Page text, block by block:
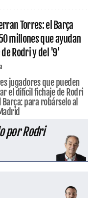
Torres: el Barça
millones que ayudan
Rodri y del '9'
jugadores que pueden
el difícil fichaje de Rodri
para robárselo al
por Rodri